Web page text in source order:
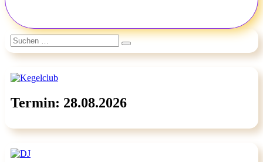
Suchen
nach:
Suchen
Termin: 28.08.2026